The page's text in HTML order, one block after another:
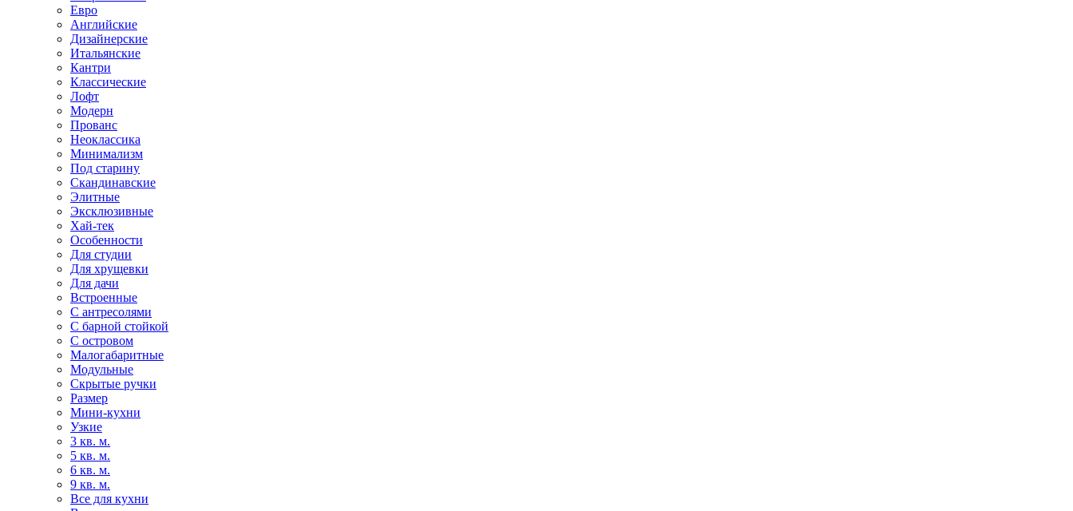
Евро
Английские
Дизайнерские
Итальянские
Кантри
Классические
Лофт
Модерн
Прованс
Неоклассика
Минимализм
Под старину
Скандинавские
Элитные
Эксклюзивные
Хай-тек
Особенности
Для студии
Для хрущевки
Для дачи
Встроенные
С антресолями
С барной стойкой
С островом
Малогабаритные
Модульные
Скрытые ручки
Размер
Мини-кухни
Узкие
3 кв. м.
5 кв. м.
6 кв. м.
9 кв. м.
Все для кухни